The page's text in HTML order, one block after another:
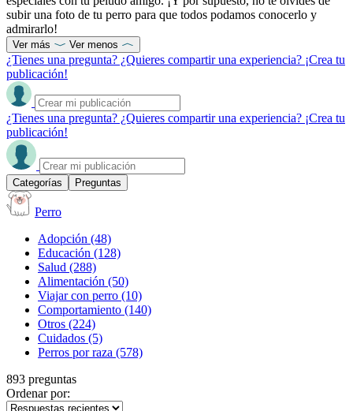
subir una foto de tu perro para que todos podamos conocerlo y
admirarlo!
Ver más Ver menos
¿Tienes una pregunta? ¿Quieres compartir una experiencia? ¡Crea tu
publicación!
¿Tienes una pregunta? ¿Quieres compartir una experiencia? ¡Crea tu
publicación!
Categorías Preguntas
Perro
Adopción (48)
Educación (128)
Salud (288)
Alimentación (50)
Viajar con perro (10)
Comportamiento (140)
Otros (224)
Cuidados (5)
Perros por raza (578)
893 preguntas
Ordenar por: